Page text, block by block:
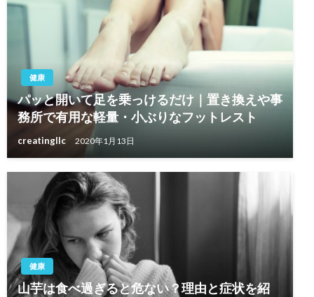
健康
パッと開いて足を乗っけるだけ｜置き換えや事
務所で有用な軽量・小ぶりなフットレスト
creatingllc 2020年1月13日
健康
山芋は食べ過ぎると危ない？理由と症状を紹